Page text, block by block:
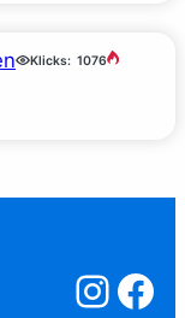
Klicks: 1076
Salzstreuner